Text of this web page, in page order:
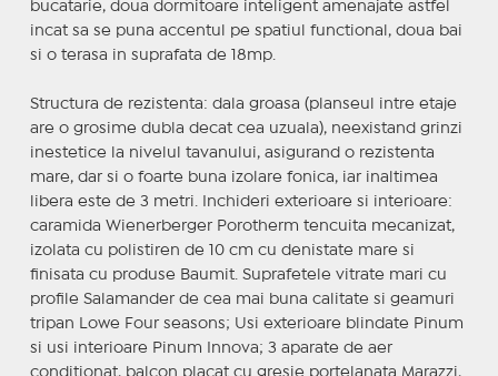
bucatarie, doua dormitoare inteligent amenajate astfel
incat sa se puna accentul pe spatiul functional, doua bai
si o terasa in suprafata de 18mp.
Structura de rezistenta: dala groasa (planseul intre etaje
are o grosime dubla decat cea uzuala), neexistand grinzi
inestetice la nivelul tavanului, asigurand o rezistenta
mare, dar si o foarte buna izolare fonica, iar inaltimea
libera este de 3 metri. Inchideri exterioare si interioare:
caramida Wienerberger Porotherm tencuita mecanizat,
izolata cu polistiren de 10 cm cu denistate mare si
finisata cu produse Baumit. Suprafetele vitrate mari cu
profile Salamander de cea mai buna calitate si geamuri
tripan Lowe Four seasons; Usi exterioare blindate Pinum
si usi interioare Pinum Innova; 3 aparate de aer
conditionat, balcon placat cu gresie portelanata Marazzi,